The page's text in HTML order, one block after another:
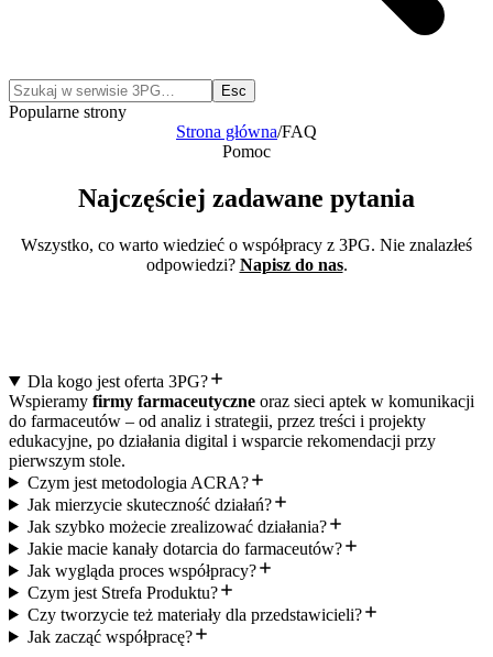
Esc
Popularne strony
Strona główna/FAQ
Pomoc
Najczęściej zadawane pytania
Wszystko, co warto wiedzieć o współpracy z 3PG. Nie znalazłeś
odpowiedzi? Napisz do nas.
Dla kogo jest oferta 3PG?
Wspieramy firmy farmaceutyczne oraz sieci aptek w komunikacji
do farmaceutów – od analiz i strategii, przez treści i projekty
edukacyjne, po działania digital i wsparcie rekomendacji przy
pierwszym stole.
Czym jest metodologia ACRA?
Jak mierzycie skuteczność działań?
Jak szybko możecie zrealizować działania?
Jakie macie kanały dotarcia do farmaceutów?
Jak wygląda proces współpracy?
Czym jest Strefa Produktu?
Czy tworzycie też materiały dla przedstawicieli?
Jak zacząć współpracę?